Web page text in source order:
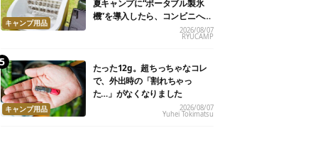
キャンプ用品
夏キャンプに“ポータブル製氷
機”を導入したら、コンビニへ走
2026/08/07
RYUCAMP
キャンプ用品
たった12g。超ちっちゃなコレ
で、外出時の「割れちゃっ
た…」がなくなりました
2026/08/07
Yuhei Tokimatsu